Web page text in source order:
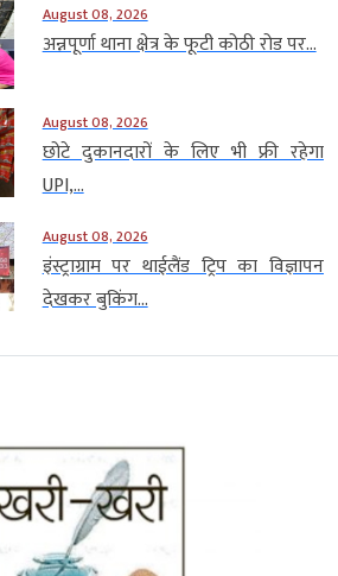
August 08, 2026
अन्नपूर्णा थाना क्षेत्र के फूटी कोठी रोड पर...
August 08, 2026
छोटे दुकानदारों के लिए भी फ्री रहेगा
UPI,...
August 08, 2026
इंस्ट्राग्राम पर थाईलैंड ट्रिप का विज्ञापन
देखकर बुकिंग...